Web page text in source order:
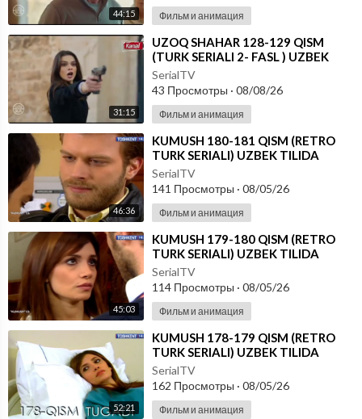
44:15 Фильм и анимация
31:15
⁣UZOQ SHAHAR 128-129 QISM
(TURK SERIALI 2- FASL ) UZBEK
TILIDA
SerialTV
43 Просмотры · 08/08/26
Фильм и анимация
46:36
⁣KUMUSH 180-181 QISM (RETRO
TURK SERIALI) UZBEK TILIDA
SerialTV
141 Просмотры · 08/05/26
Фильм и анимация
45:03
⁣KUMUSH 179-180 QISM (RETRO
TURK SERIALI) UZBEK TILIDA
SerialTV
114 Просмотры · 08/05/26
Фильм и анимация
52:21
⁣KUMUSH 178-179 QISM (RETRO
TURK SERIALI) UZBEK TILIDA
SerialTV
162 Просмотры · 08/05/26
Фильм и анимация